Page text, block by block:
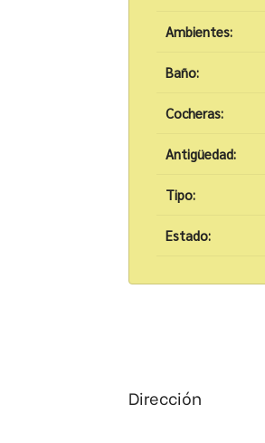
Ambientes:
Baño:
Cocheras:
Antigüedad:
Tipo:
Estado:
Dirección